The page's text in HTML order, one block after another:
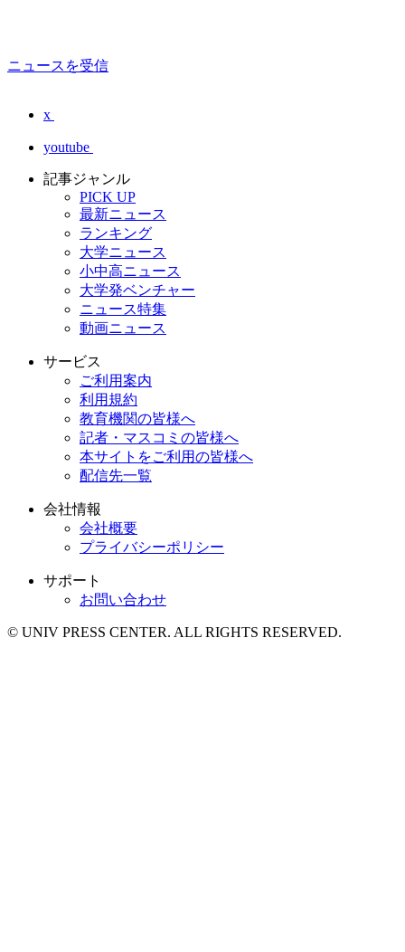
ニュースを受信
x
youtube
記事ジャンル
PICK UP
最新ニュース
ランキング
大学ニュース
小中高ニュース
大学発ベンチャー
ニュース特集
動画ニュース
サービス
ご利用案内
利用規約
教育機関の皆様へ
記者・マスコミの皆様へ
本サイトをご利用の皆様へ
配信先一覧
会社情報
会社概要
プライバシーポリシー
サポート
お問い合わせ
© UNIV PRESS CENTER. ALL RIGHTS RESERVED.